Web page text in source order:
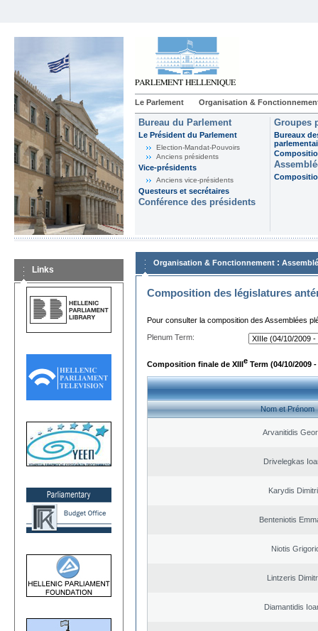
Le Parlement Organisation &
Bureau du Parlement
Le Président du Parlement
Election-Mandat-Pouvoirs
Anciens présidents
Vice-présidents
Anciens vice-présidents
Questeurs et secrétaires
Conférence des présidents
Groupes
Bureaux
Links
Organisation & Fonctionnement :
Composition des législatures
Pour consulter la composition des Assemblées
Plenum Term:
Composition finale de XIIIe Term (04/10/2009 -
Nom et Prénom
Arvanitidis
Drivelegkas
Karydis
Benteniotis
Niotis
Lintzeris
Diamantidis